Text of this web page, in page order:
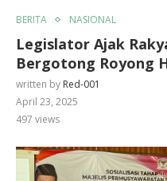
BERITA NASIONAL
Legislator Ajak
Bergotong Royong
written by Red-001
April 23, 2025
497 views